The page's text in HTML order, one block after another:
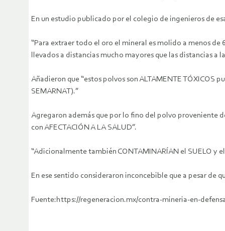
En un estudio publicado por el colegio de ingenieros de
“Para extraer todo el oro el mineral es molido a menos
llevados a distancias mucho mayores que las distancias
Añadieron que “estos polvos son ALTAMENTE TÓXICOS
SEMARNAT).”
Agregaron además que por lo fino del polvo proveniente
con AFECTACIÓN A LA SALUD”.
“Adicionalmente también CONTAMINARÍAN el SUELO y
En ese sentido consideraron inconcebible que a pesar de
Fuente:https://regeneracion.mx/contra-mineria-en-